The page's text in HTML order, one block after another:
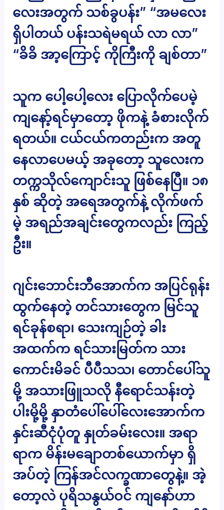
လေးအတွက် သစ်ခွပန်း” “အမလေး
ရှိပါတယ် ပန်းသရဲမရယ် လာ လာ”
“ခိခိ အာ့ကြောင့် ကိုကြီးကို ချစ်တာ”
သူက ပေါ့ပေါ့လေး ပြောလိုက်ပေမဲ့
ကျနော့်ရင်မှာတော့ ဖိုကနဲ့ ခံစားလိုက်
ရတယ်။ ငယ်ငယ်ကတည်းက အတူ
နေလာပေမယ့် အခုတော့ သူလေးက
တက္ကသိုလ်ကျောင်းသူ ဖြစ်နေပြီ။ ၁၈
နှစ် ဆိုတဲ့ အရေအတွက်နဲ့ လိုက်ဖက်
မဲ့ အရည်အချင်းတွေကလည်း ကြည့်
ဦး။
ဂျင်းဘောင်းဘီအောက်က အပြင်ရုန်း
ထွက်နေတဲ့ တင်သားတွေက မြင်သူ
ရင်ခုန်စရာ၊ သေးကျဉ်တဲ့ ခါး
အထက်က ရင်သားမြတ်က သား
ကောင်းမိခင် ပီပီသသ၊ တောင်ပေါ်သူ
မို့ အသားဖြူသလို နီရောင်သန်းတဲ့
ပါးမို့မို့ နှာတံပေါ်ပေါ်လေးအောက်က
နှင်းဆီငုံပုံတူ နှုတ်ခမ်းလေး။ အရာ
ရာက မိန်းမချောတစ်ယောက်မှာ ရှိ
အပ်တဲ့ ကြန်အင်လက္ခဏာတွေနဲ့။ အဲ့
တော့လဲ ပုရိသနွယ်ဝင် ကျနော်ဟာ